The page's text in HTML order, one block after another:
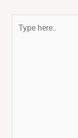
here..